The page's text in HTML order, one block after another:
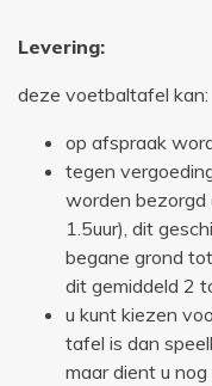
Levering:
deze voetbaltafel kan:
op afspraak
tegen
worden bezorgd
1.5uur), dit
begane grond
dit gemiddeld 2
u kunt kiezen
tafel is dan
maar dient u